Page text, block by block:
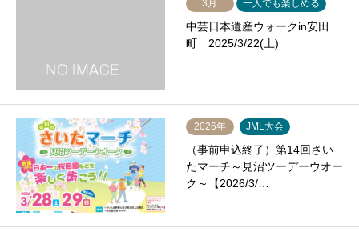
3月 一人でも楽しめる
中芸日本遺産ウォークin安田
町 2025/3/22(土)
2026年 JML大会
（事前申込終了）第14回さい
たマーチ～見沼ツーデーウオー
ク～【2026/3/…